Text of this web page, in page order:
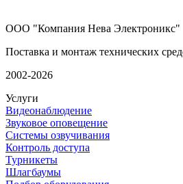
ООО "Компания Нева Электроникс"
Поставка и монтаж технических
2002-2026
Услуги
Видеонаблюдение
Звуковое оповещение
Системы озвучивания
Контроль доступа
Турникеты
Шлагбаумы